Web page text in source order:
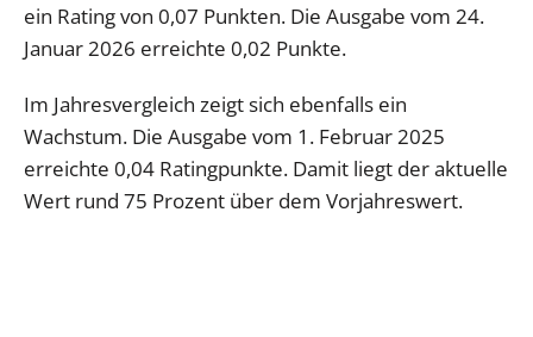
ein Rating von 0,07 Punkten. Die Ausgabe vom 24.
Januar 2026 erreichte 0,02 Punkte.
Im Jahresvergleich zeigt sich ebenfalls ein
Wachstum. Die Ausgabe vom 1. Februar 2025
erreichte 0,04 Ratingpunkte. Damit liegt der aktuelle
Wert rund 75 Prozent über dem Vorjahreswert.